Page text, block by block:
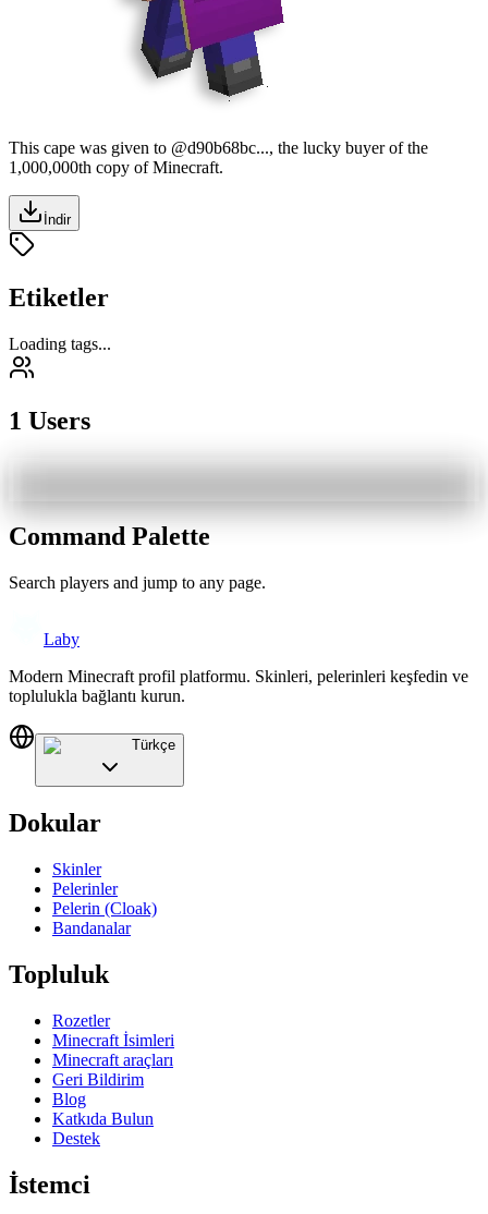
This cape was given to @d90b68bc..., the lucky buyer of the
1,000,000th copy of Minecraft.
İndir
Etiketler
Loading tags...
1 Users
Command Palette
Search players and jump to any page.
Laby
Modern Minecraft profil platformu. Skinleri, pelerinleri keşfedin ve
toplulukla bağlantı kurun.
Türkçe
Dokular
Skinler
Pelerinler
Pelerin (Cloak)
Bandanalar
Topluluk
Rozetler
Minecraft İsimleri
Minecraft araçları
Geri Bildirim
Blog
Katkıda Bulun
Destek
İstemci